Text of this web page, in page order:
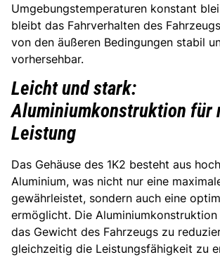
Umgebungstemperaturen konstant
bleibt das Fahrverhalten des
von den äußeren Bedingungen stabil
vorhersehbar.
Leicht und stark:
Aluminiumkonstruktion für
Leistung
Das Gehäuse des 1K2 besteht aus
Aluminium, was nicht nur eine
gewährleistet, sondern auch eine
ermöglicht. Die
das Gewicht des Fahrzeugs zu
gleichzeitig die Leistungsfähigkeit zu